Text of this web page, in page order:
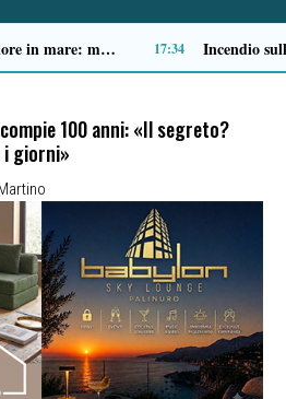
Spari a Pastena, il ventenne ferito lascia l’ospedale: si indaga sul vero obiettivo 09:04
100 anni: «Il segreto?
giorni»